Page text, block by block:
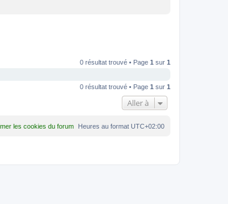
0 résultat trouvé • Page 1 sur 1
0 résultat trouvé • Page 1 sur 1
Aller à
Heures au format UTC+02:00
les cookies du forum